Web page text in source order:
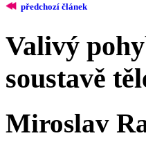
předchozí článek
Valivý
soustavě
Miroslav